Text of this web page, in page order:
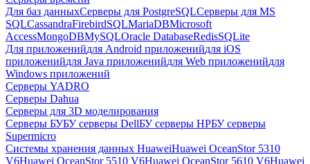
Для баз данныхСерверы для PostgreSQLСерверы для MS
SQLCassandraFirebirdSQLMariaDBMicrosoft
AccessMongoDBMySQLOracle DatabaseRedisSQLite
Для приложенийдля Android приложенийдля iOS
приложенийдля Java приложенийдля Web приложенийдля
Windows приложений
Серверы YADRO
Серверы Dahua
Серверы для 3D моделирования
Серверы БУБУ серверы DellБУ серверы HPБУ серверы
Supermicro
Системы хранения данных HuaweiHuawei OceanStor 5310
V6Huawei OceanStor 5510 V6Huawei OceanStor 5610 V6Huawei